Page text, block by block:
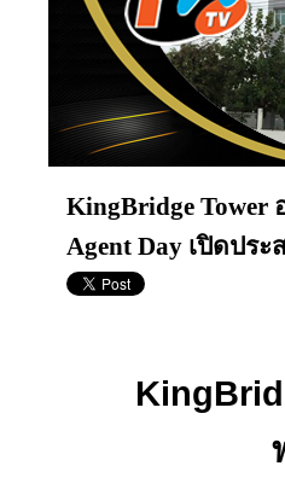
KingBridge
Agent Day เปิดปร